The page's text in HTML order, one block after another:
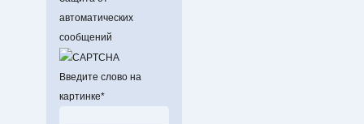
автоматических
сообщений
Введите слово на
картинке*